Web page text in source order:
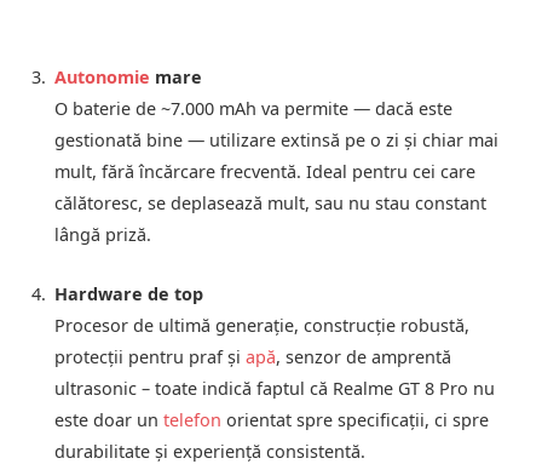
Autonomie mare
O baterie de ~7.000 mAh va permite — dacă este
gestionată bine — utilizare extinsă pe o zi şi chiar mai
mult, fără încărcare frecventă. Ideal pentru cei care
călătoresc, se deplasează mult, sau nu stau constant
lângă priză.
Hardware de top
Procesor de ultimă generaţie, construcţie robustă,
protecții pentru praf şi apă, senzor de amprentă
ultrasonic – toate indică faptul că Realme GT 8 Pro nu
este doar un telefon orientat spre specificaţii, ci spre
durabilitate şi experienţă consistentă.